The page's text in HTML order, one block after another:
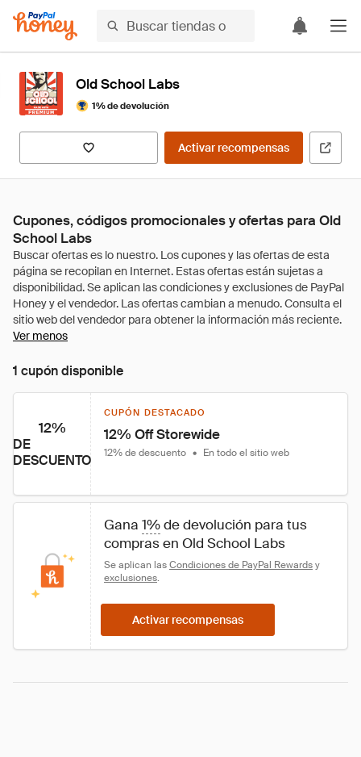
Old School Labs
1% de devolución
Activar recompensas
Cupones, códigos promocionales y ofertas para Old
School Labs
Ver menos
1 cupón disponible
12%
DE
DESCUENTO
CUPÓN DESTACADO
12% Off Storewide
12% de descuento • En todo el sitio web
Gana 1% de devolución para tus
compras en Old School Labs
Se aplican las Condiciones de PayPal Rewards y
exclusiones.
Activar recompensas